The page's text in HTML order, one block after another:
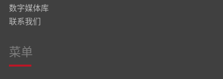
数字媒体库
联系我们
菜单